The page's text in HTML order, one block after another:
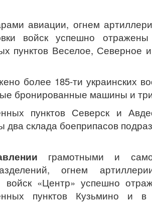
авиации, огнем
войск успешно
пунктов Веселое, Северное
более 185-ти украинских
бронированные машины и
пунктов Северск и
два склада боеприпасов
грамотными и
огнем
войск «Центр» успешно
пунктов Кузьмино и в